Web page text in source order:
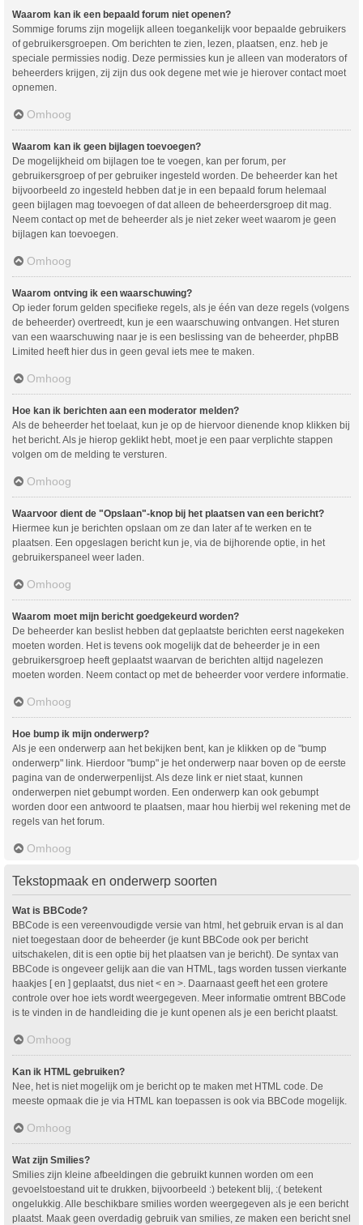
Waarom kan ik een bepaald forum niet openen?
Sommige forums zijn mogelijk alleen toegankelijk voor bepaalde gebruikers
of gebruikersgroepen. Om berichten te zien, lezen, plaatsen, enz. heb je
speciale permissies nodig. Deze permissies kun je alleen van moderators of
beheerders krijgen, zij zijn dus ook degene met wie je hierover contact moet
opnemen.
Omhoog
Waarom kan ik geen bijlagen toevoegen?
De mogelijkheid om bijlagen toe te voegen, kan per forum, per
gebruikersgroep of per gebruiker ingesteld worden. De beheerder kan het
bijvoorbeeld zo ingesteld hebben dat je in een bepaald forum helemaal
geen bijlagen mag toevoegen of dat alleen de beheerdersgroep dit mag.
Neem contact op met de beheerder als je niet zeker weet waarom je geen
bijlagen kan toevoegen.
Omhoog
Waarom ontving ik een waarschuwing?
Op ieder forum gelden specifieke regels, als je één van deze regels (volgens
de beheerder) overtreedt, kun je een waarschuwing ontvangen. Het sturen
van een waarschuwing naar je is een beslissing van de beheerder, phpBB
Limited heeft hier dus in geen geval iets mee te maken.
Omhoog
Hoe kan ik berichten aan een moderator melden?
Als de beheerder het toelaat, kun je op de hiervoor dienende knop klikken bij
het bericht. Als je hierop geklikt hebt, moet je een paar verplichte stappen
volgen om de melding te versturen.
Omhoog
Waarvoor dient de "Opslaan"-knop bij het plaatsen van een bericht?
Hiermee kun je berichten opslaan om ze dan later af te werken en te
plaatsen. Een opgeslagen bericht kun je, via de bijhorende optie, in het
gebruikerspaneel weer laden.
Omhoog
Waarom moet mijn bericht goedgekeurd worden?
De beheerder kan beslist hebben dat geplaatste berichten eerst nagekeken
moeten worden. Het is tevens ook mogelijk dat de beheerder je in een
gebruikersgroep heeft geplaatst waarvan de berichten altijd nagelezen
moeten worden. Neem contact op met de beheerder voor verdere informatie.
Omhoog
Hoe bump ik mijn onderwerp?
Als je een onderwerp aan het bekijken bent, kan je klikken op de "bump
onderwerp" link. Hierdoor "bump" je het onderwerp naar boven op de eerste
pagina van de onderwerpenlijst. Als deze link er niet staat, kunnen
onderwerpen niet gebumpt worden. Een onderwerp kan ook gebumpt
worden door een antwoord te plaatsen, maar hou hierbij wel rekening met de
regels van het forum.
Omhoog
Tekstopmaak en onderwerp soorten
Wat is BBCode?
BBCode is een vereenvoudigde versie van html, het gebruik ervan is al dan
niet toegestaan door de beheerder (je kunt BBCode ook per bericht
uitschakelen, dit is een optie bij het plaatsen van je bericht). De syntax van
BBCode is ongeveer gelijk aan die van HTML, tags worden tussen vierkante
haakjes [ en ] geplaatst, dus niet < en >. Daarnaast geeft het een grotere
controle over hoe iets wordt weergegeven. Meer informatie omtrent BBCode
is te vinden in de handleiding die je kunt openen als je een bericht plaatst.
Omhoog
Kan ik HTML gebruiken?
Nee, het is niet mogelijk om je bericht op te maken met HTML code. De
meeste opmaak die je via HTML kan toepassen is ook via BBCode mogelijk.
Omhoog
Wat zijn Smilies?
Smilies zijn kleine afbeeldingen die gebruikt kunnen worden om een
gevoelstoestand uit te drukken, bijvoorbeeld :) betekent blij, :( betekent
ongelukkig. Alle beschikbare smilies worden weergegeven als je een bericht
plaatst. Maak geen overdadig gebruik van smilies, ze maken een bericht snel